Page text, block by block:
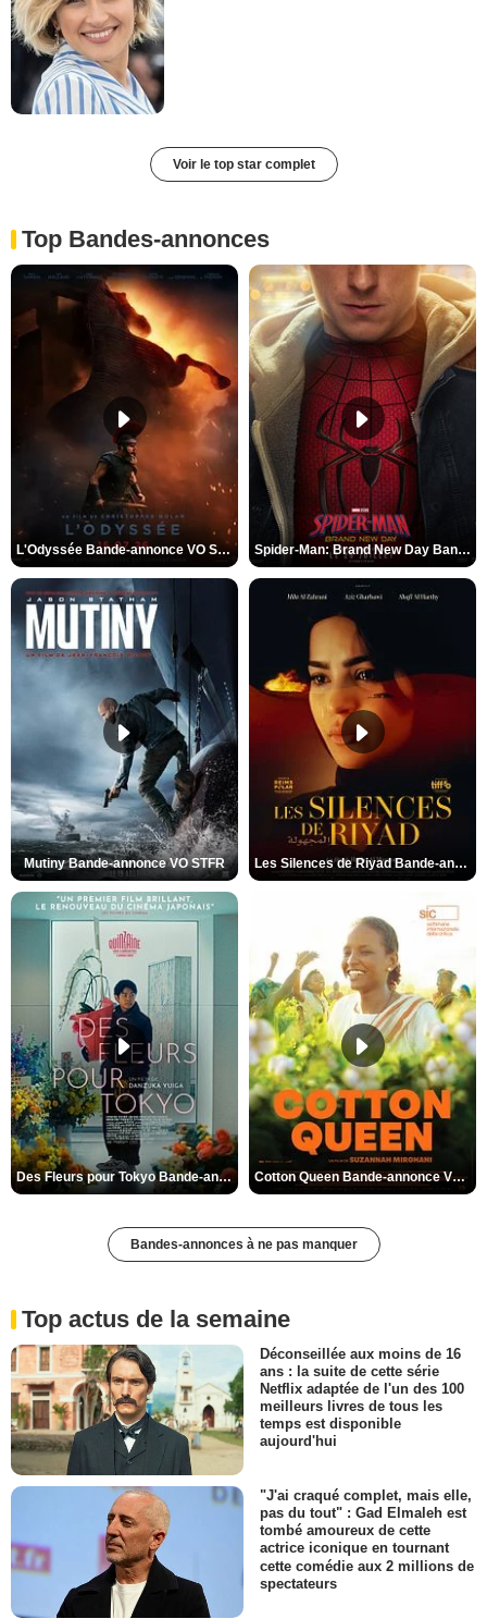
Voir le top star complet
Top Bandes-annonces
L'Odyssée Bande-annonce VO STFR Spider-Man: Brand New Day Bande-annonce VO STFR
Mutiny Bande-annonce VO STFR Les Silences de Riyad Bande-annonce VO STFR
Des Fleurs pour Tokyo Bande-annonce VO STFR Cotton Queen Bande-annonce VO STFR
Bandes-annonces à ne pas manquer
Top actus de la semaine
Déconseillée aux moins de 16
ans : la suite de cette série
Netflix adaptée de l'un des 100
meilleurs livres de tous les
temps est disponible
aujourd'hui
"J'ai craqué complet, mais elle,
pas du tout" : Gad Elmaleh est
tombé amoureux de cette
actrice iconique en tournant
cette comédie aux 2 millions de
spectateurs